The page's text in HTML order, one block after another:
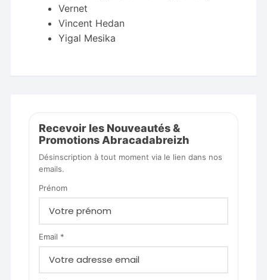
Vernet
Vincent Hedan
Yigal Mesika
Recevoir les Nouveautés &
Promotions Abracadabreizh
Désinscription à tout moment via le lien dans nos
emails.
Prénom
Email *